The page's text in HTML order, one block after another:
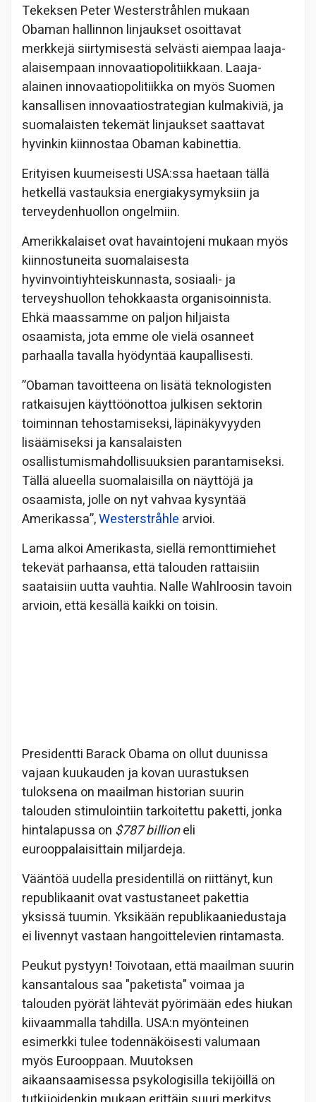
Tekeksen Peter Westerstråhlen mukaan
Obaman hallinnon linjaukset osoittavat
merkkejä siirtymisestä selvästi aiempaa laaja-
alaisempaan innovaatiopolitiikkaan. Laaja-
alainen innovaatiopolitiikka on myös Suomen
kansallisen innovaatiostrategian kulmakiviä, ja
suomalaisten tekemät linjaukset saattavat
hyvinkin kiinnostaa Obaman kabinettia.
Erityisen kuumeisesti USA:ssa haetaan tällä
hetkellä vastauksia energiakysymyksiin ja
terveydenhuollon ongelmiin.
Amerikkalaiset ovat havaintojeni mukaan myös
kiinnostuneita suomalaisesta
hyvinvointiyhteiskunnasta, sosiaali- ja
terveyshuollon tehokkaasta organisoinnista.
Ehkä maassamme on paljon hiljaista
osaamista, jota emme ole vielä osanneet
parhaalla tavalla hyödyntää kaupallisesti.
”Obaman tavoitteena on lisätä teknologisten
ratkaisujen käyttöönottoa julkisen sektorin
toiminnan tehostamiseksi, läpinäkyvyyden
lisäämiseksi ja kansalaisten
osallistumismahdollisuuksien parantamiseksi.
Tällä alueella suomalaisilla on näyttöjä ja
osaamista, jolle on nyt vahvaa kysyntää
Amerikassa”,Westerstråhle arvioi.
Lama alkoi Amerikasta, siellä remonttimiehet
tekevät parhaansa, että talouden rattaisiin
saataisiin uutta vauhtia. Nalle Wahlroosin tavoin
arvioin, että kesällä kaikki on toisin.
Presidentti Barack Obama on ollut duunissa
vajaan kuukauden ja kovan uurastuksen
tuloksena on maailman historian suurin
talouden stimulointiin tarkoitettu paketti, jonka
hintalapussa on $787 billioneli
eurooppalaisittain miljardeja.
Vääntöä uudella presidentillä on riittänyt, kun
republikaanit ovat vastustaneet pakettia
yksissä tuumin. Yksikään republikaaniedustaja
ei livennyt vastaan hangoittelevien rintamasta.
Peukut pystyyn! Toivotaan, että maailman suurin
kansantalous saa "paketista" voimaa ja
talouden pyörät lähtevät pyörimään edes hiukan
kiivaammalla tahdilla. USA:n myönteinen
esimerkki tulee todennäköisesti valumaan
myös Eurooppaan. Muutoksen
aikaansaamisessa psykologisilla tekijöillä on